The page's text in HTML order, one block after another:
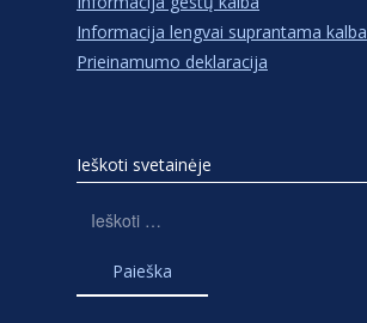
Informacija lengvai suprantama kalba
Prieinamumo deklaracija
Ieškoti svetainėje